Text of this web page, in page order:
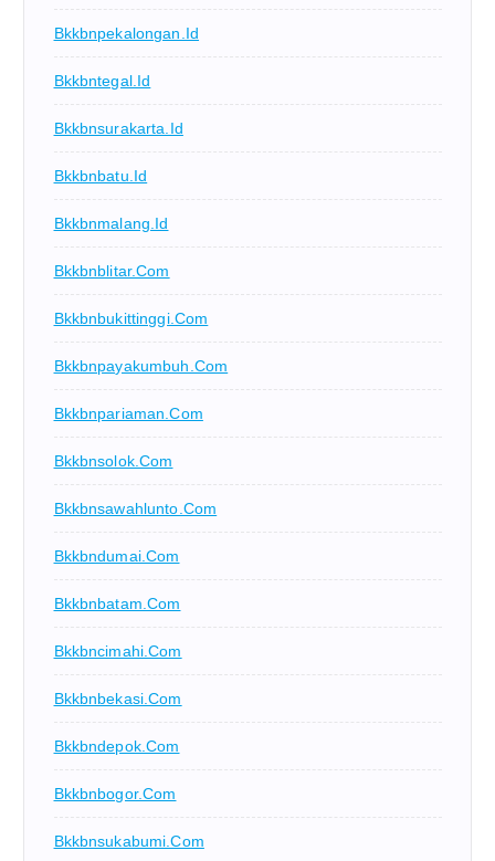
Bkkbnpekalongan.id
Bkkbntegal.id
Bkkbnsurakarta.id
Bkkbnbatu.id
Bkkbnmalang.id
Bkkbnblitar.com
Bkkbnbukittinggi.com
Bkkbnpayakumbuh.com
Bkkbnpariaman.com
Bkkbnsolok.com
Bkkbnsawahlunto.com
Bkkbndumai.com
Bkkbnbatam.com
Bkkbncimahi.com
Bkkbnbekasi.com
Bkkbndepok.com
Bkkbnbogor.com
Bkkbnsukabumi.com